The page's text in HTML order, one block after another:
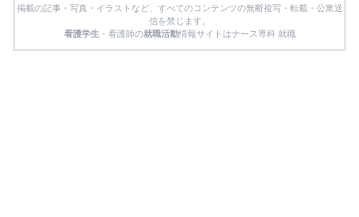
掲載の記事・写真・イラストなど、すべてのコンテンツの無断複写・転載・公衆送
信を禁じます。
看護学生 ・看護師の就職活動情報サイトはナース専科 就職